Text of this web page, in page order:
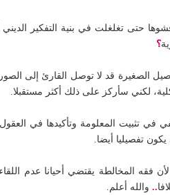
حتى تغلغلت في بنية التفكير
؟
الصغيرة قد لا توصل القارئ إلى
لكني سأركز على ذلك أكثر مستقبلا.
في تثبيت المعلومة وتأكيدها في
يكون تفصيليا أيضا.
فقه المخالطة يقتضي أحيانا عدم
.. والله أعلم.